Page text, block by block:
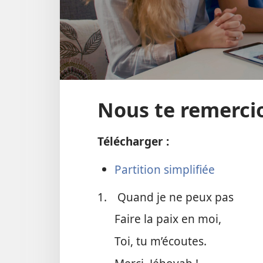
Nous te
Télécharger :
Partition simplifiée
1.
Quand je ne peux pas
Faire la paix en moi,
Toi, tu m’écoutes.